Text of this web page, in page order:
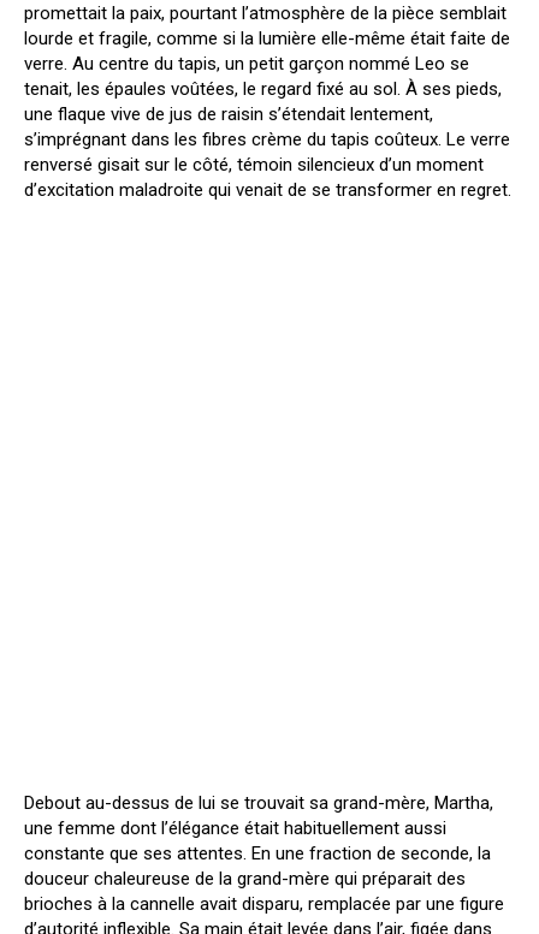
promettait la paix, pourtant l’atmosphère de la pièce semblait
lourde et fragile, comme si la lumière elle-même était faite de
verre. Au centre du tapis, un petit garçon nommé Leo se
tenait, les épaules voûtées, le regard fixé au sol. À ses pieds,
une flaque vive de jus de raisin s’étendait lentement,
s’imprégnant dans les fibres crème du tapis coûteux. Le verre
renversé gisait sur le côté, témoin silencieux d’un moment
d’excitation maladroite qui venait de se transformer en regret.
Debout au-dessus de lui se trouvait sa grand-mère, Martha,
une femme dont l’élégance était habituellement aussi
constante que ses attentes. En une fraction de seconde, la
douceur chaleureuse de la grand-mère qui préparait des
brioches à la cannelle avait disparu, remplacée par une figure
d’autorité inflexible. Sa main était levée dans l’air, figée dans